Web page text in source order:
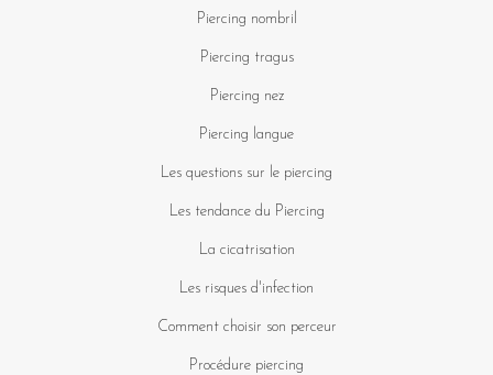
Piercing nombril
Piercing tragus
Piercing nez
Piercing langue
Les questions sur le piercing
Les tendance du Piercing
La cicatrisation
Les risques d'infection
Comment choisir son perceur
Procédure piercing